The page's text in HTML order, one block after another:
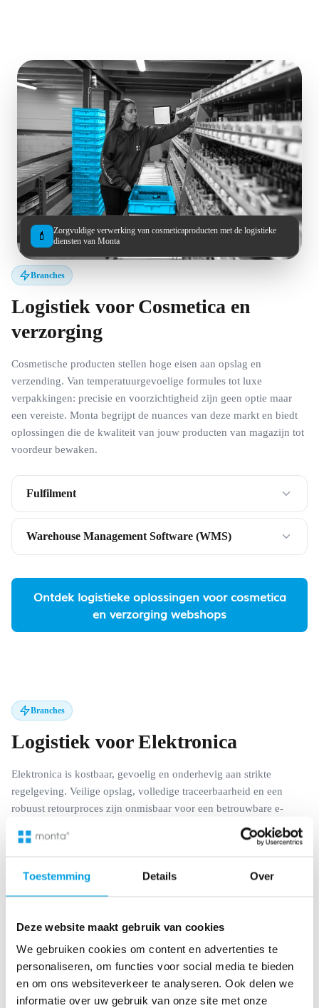
Toestemming Details Over
Deze website maakt gebruik van cookies
We gebruiken cookies om content en advertenties te
personaliseren, om functies voor social media te bieden
en om ons websiteverkeer te analyseren. Ook delen we
informatie over uw gebruik van onze site met onze
💄
Zorgvuldige verwerking van cosmeticaproducten met de logistieke
diensten van Monta
Branches
Logistiek voor Cosmetica en
verzorging
Cosmetische producten stellen hoge eisen aan opslag en
verzending. Van temperatuurgevoelige formules tot luxe
verpakkingen: precisie en voorzichtigheid zijn geen optie maar
een vereiste. Monta begrijpt de nuances van deze markt en biedt
oplossingen die de kwaliteit van jouw producten van magazijn tot
voordeur bewaken.
Fulfilment
Warehouse Management Software (WMS)
Ontdek logistieke oplossingen voor cosmetica
en verzorging webshops
Branches
Logistiek voor Elektronica
Elektronica is kostbaar, gevoelig en onderhevig aan strikte
regelgeving. Veilige opslag, volledige traceerbaarheid en een
robuust retourproces zijn onmisbaar voor een betrouwbare e-
commerce-operatie. Monta’s fulfilmentcentra en WMS zijn
ingericht om aan deze unieke eisen te voldoen, van
Warehouse Management Software (WMS)